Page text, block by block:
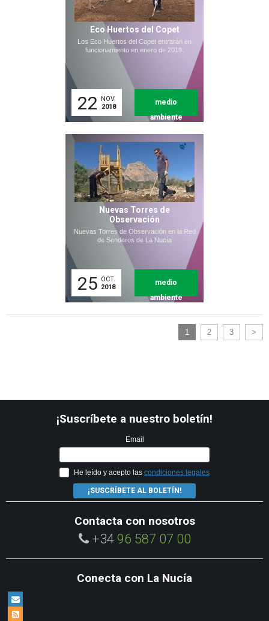
Eco Huertos del Copet
Los Eco Huertos del Copet entrarán en
funcionamiento en enero de 2019.
22
NOV.
2018
medio
ambiente
Nuevas Torres de
Observación
Nuevas Torres de Observación en la Red
de Senderos de La Nucía
25 OCT.
2018
medio
ambiente
1 2 3 >
¡Suscríbete a nuestro boletín!
Email
He leído y acepto las condiciones legales
¡SUSCRÍBETE AL BOLETÍN!
Contacta con nosotros
+34 96 587 07 00
Conecta con La Nucía